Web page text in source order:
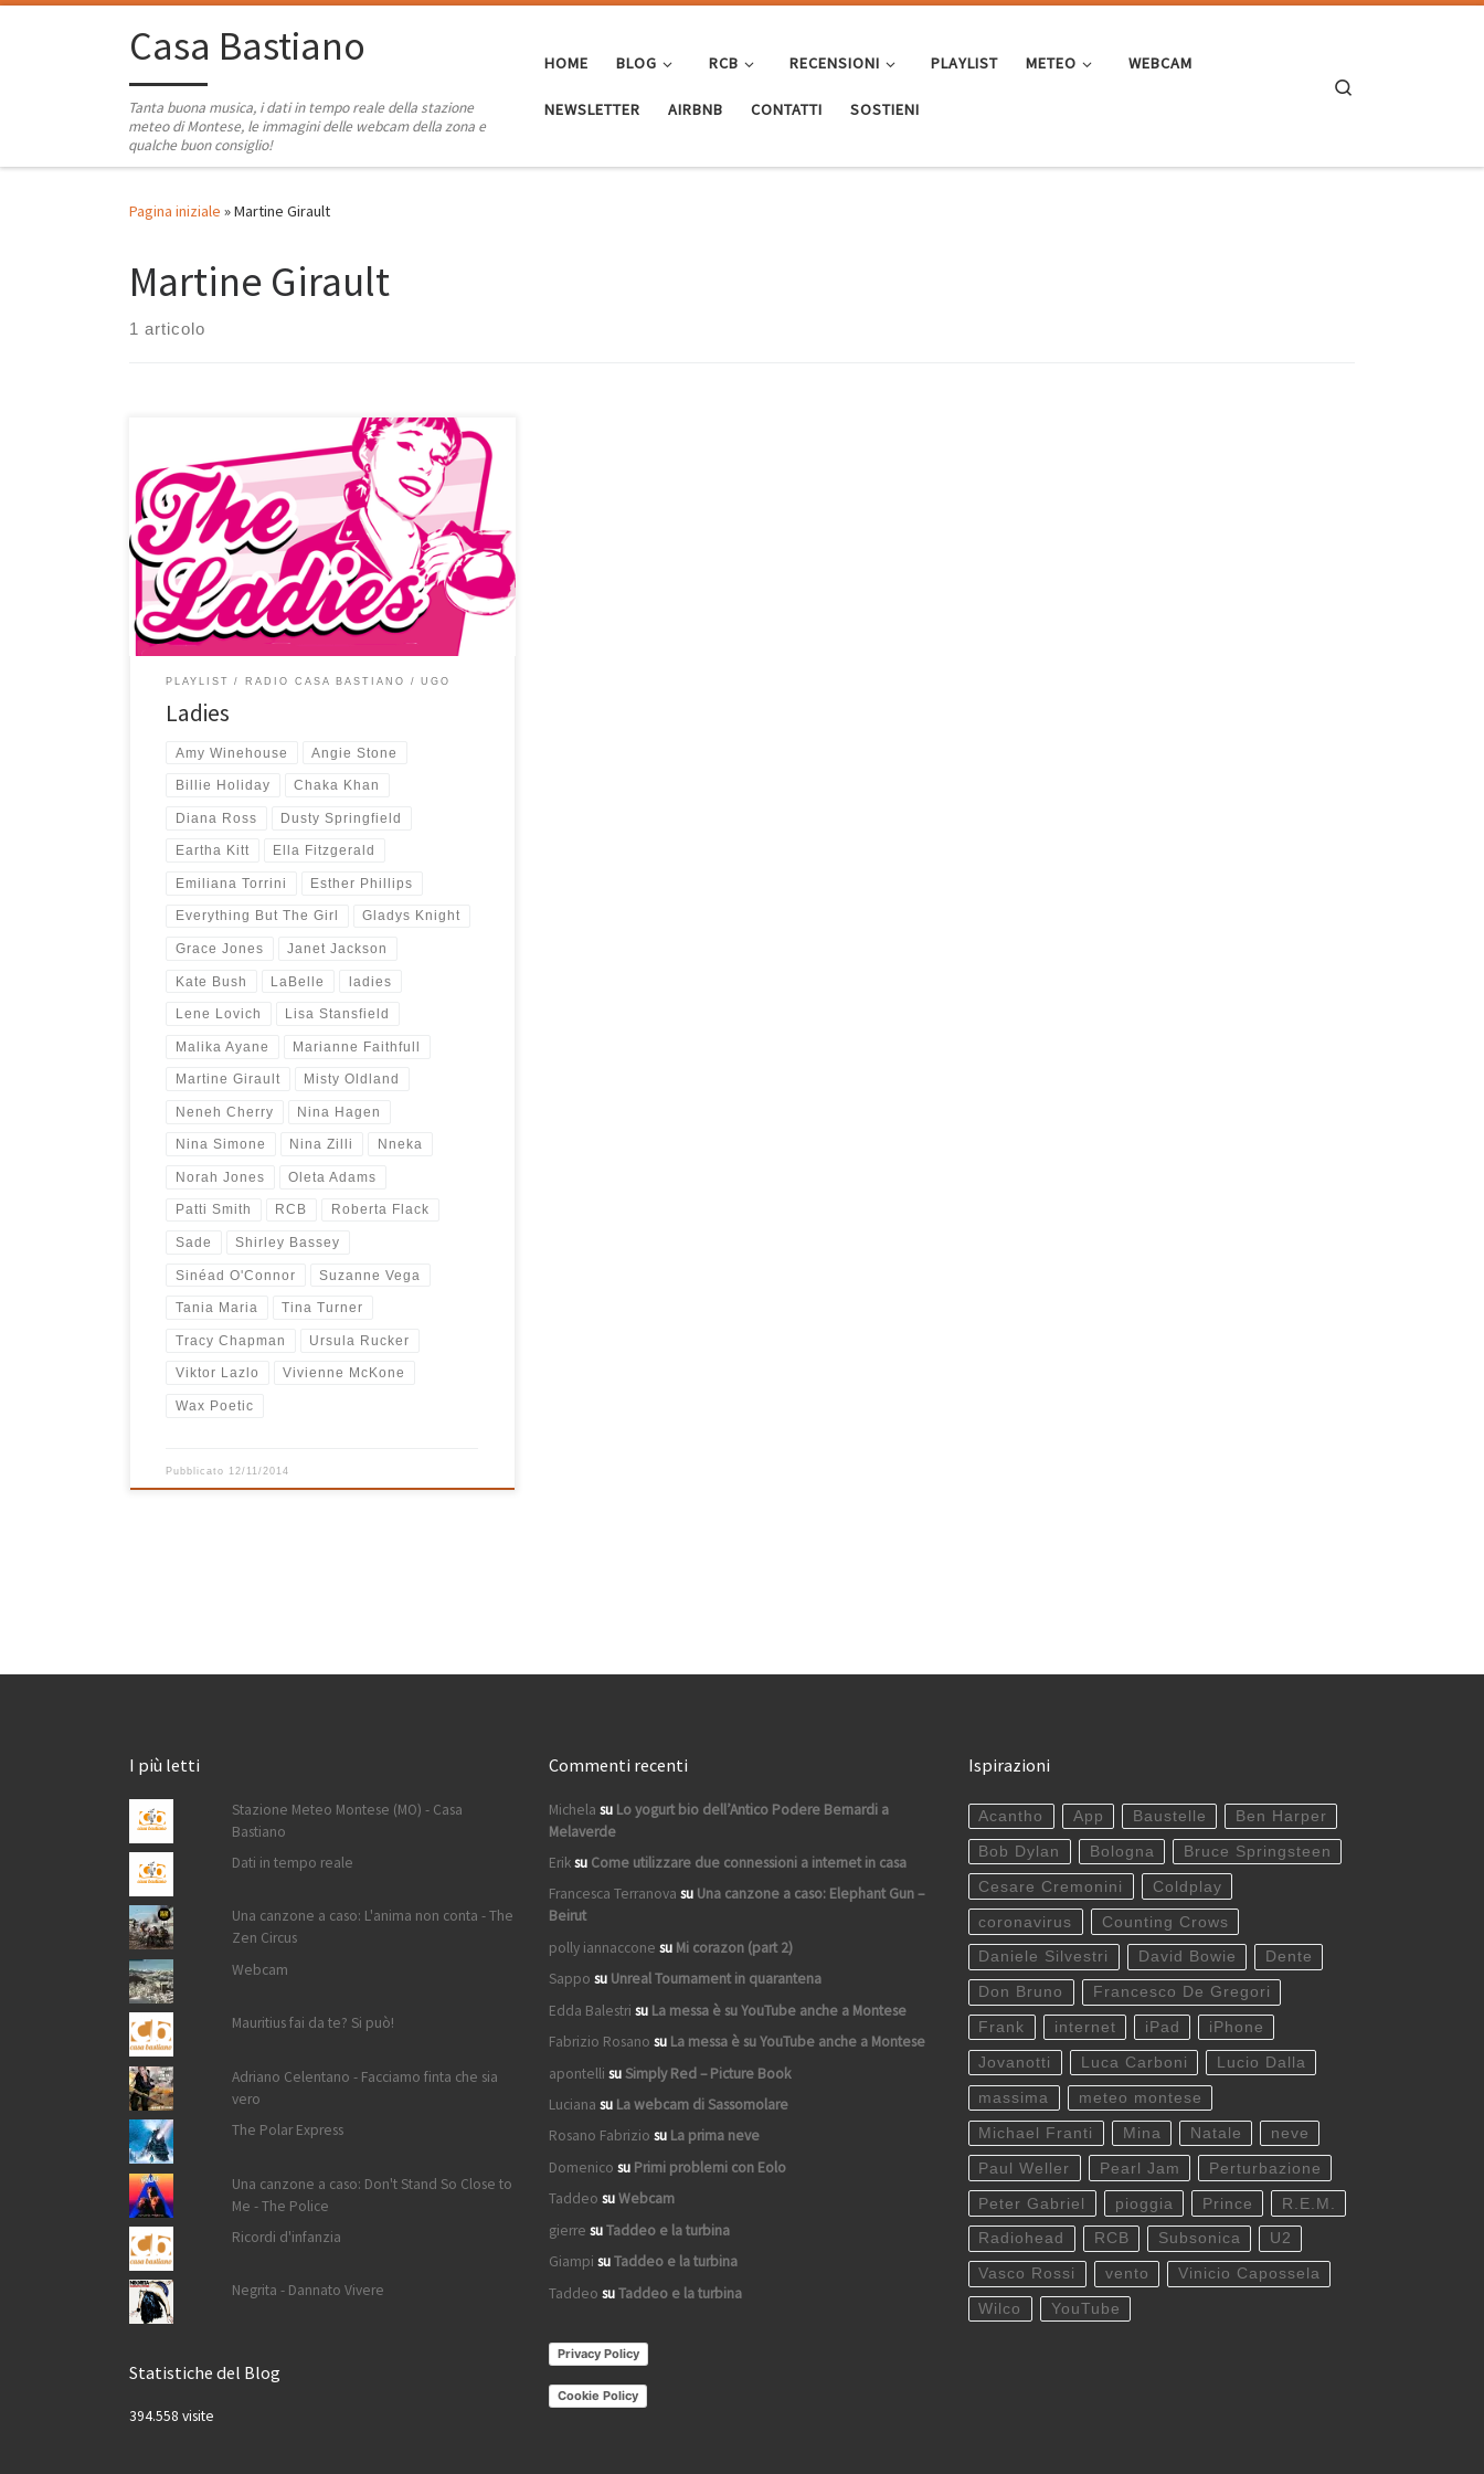
Passa al contenutoCasa Bastiano
Tanta buona musica, i dati in tempo reale della stazione
meteo di Montese, le immagini delle webcam della zona e
qualche buon consiglio!
HOME BLOG RCB RECENSIONI PLAYLIST METEO WEBCAM
NEWSLETTER AIRBNB CONTATTI SOSTIENI
Pagina iniziale »Martine Girault
Martine Girault
1 articolo
E’ talmente ricca di belle canzoni questa playlist di
Ugo dedicata alle Ladies della musica che non so da
dove iniziare a commentarla. Date uno sguardo ai
numerosi tag di questo articolo per rendervene conto:
42 canzoni storiche per quasi 3 ore di ottima musica
che parte da Nina Simone, […]
PLAYLIST RADIO CASA BASTIANO UGO
Ladies
Amy Winehouse Angie Stone
Billie Holiday Chaka Khan
Diana Ross Dusty Springfield
Eartha Kitt Ella Fitzgerald
Emiliana Torrini Esther Phillips
Everything But The Girl Gladys Knight
Grace Jones Janet Jackson
Kate Bush LaBelle ladies
Lene Lovich Lisa Stansfield
Malika Ayane Marianne Faithfull
Martine Girault Misty Oldland
Neneh Cherry Nina Hagen
Nina Simone Nina Zilli Nneka
Norah Jones Oleta Adams
Patti Smith RCB Roberta Flack
Sade Shirley Bassey
Sinéad O'Connor Suzanne Vega
Tania Maria Tina Turner
Tracy Chapman Ursula Rucker
Viktor Lazlo Vivienne McKone
Wax Poetic
Pubblicato 12/11/2014
I più letti
Stazione Meteo Montese (MO) - Casa
Bastiano
Dati in tempo reale
Una canzone a caso: L'anima non conta - The
Zen Circus
Webcam
Mauritius fai da te? Si può!
Adriano Celentano - Facciamo finta che sia
vero
The Polar Express
Una canzone a caso: Don't Stand So Close to
Me - The Police
Ricordi d'infanzia
Negrita - Dannato Vivere
Statistiche del Blog
394.558 visite
Commenti recenti
Michela su Lo yogurt bio dell’Antico Podere Bernardi a
Melaverde
Eriksu Come utilizzare due connessioni a internet in casa
Francesca Terranova su Una canzone a caso: Elephant Gun –
Beirut
polly iannaccone su Mi corazon (part 2)
Sappo su Unreal Tournament in quarantena
Edda Balestri su La messa è su YouTube anche a Montese
Fabrizio Rosano su La messa è su YouTube anche a Montese
apontelli suSimply Red – Picture Book
Luciana su La webcam di Sassomolare
Rosano Fabrizio su La prima neve
Domenico su Primi problemi con Eolo
Taddeo suWebcam
gierre suTaddeo e la turbina
Giampi suTaddeo e la turbina
Taddeo suTaddeo e la turbina
Privacy Policy
Cookie Policy
Ispirazioni
Acantho App Baustelle Ben Harper
Bob Dylan Bologna Bruce Springsteen
Cesare Cremonini Coldplay
coronavirus Counting Crows
Daniele Silvestri David Bowie Dente
Don Bruno Francesco De Gregori
Frank internet iPad iPhone
Jovanotti Luca Carboni Lucio Dalla
massima meteo montese
Michael Franti Mina Natale neve
Paul Weller Pearl Jam Perturbazione
Peter Gabriel pioggia Prince R.E.M.
Radiohead RCB Subsonica U2
Vasco Rossi vento Vinicio Capossela
Wilco YouTube